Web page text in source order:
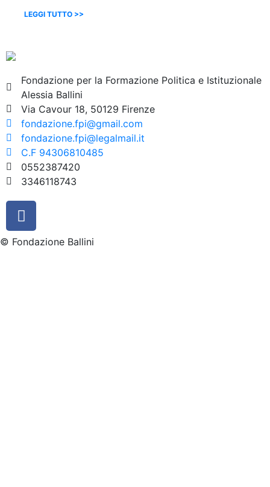
LEGGI TUTTO >>
Fondazione per la Formazione Politica e Istituzionale
Alessia Ballini
Via Cavour 18, 50129 Firenze
fondazione.fpi@gmail.com
fondazione.fpi@legalmail.it
C.F 94306810485
0552387420
3346118743
© Fondazione Ballini